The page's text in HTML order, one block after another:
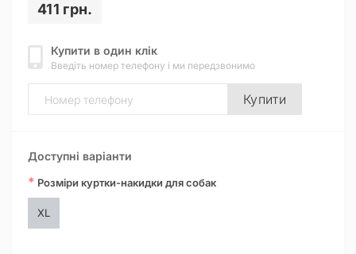
411 грн.
Купити в один клік
Введіть номер телефону і ми передзвонимо
Купити
Доступні варіанти
* Розміри куртки-накидки для собак
XL